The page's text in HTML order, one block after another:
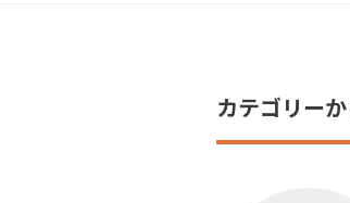
カテゴリー